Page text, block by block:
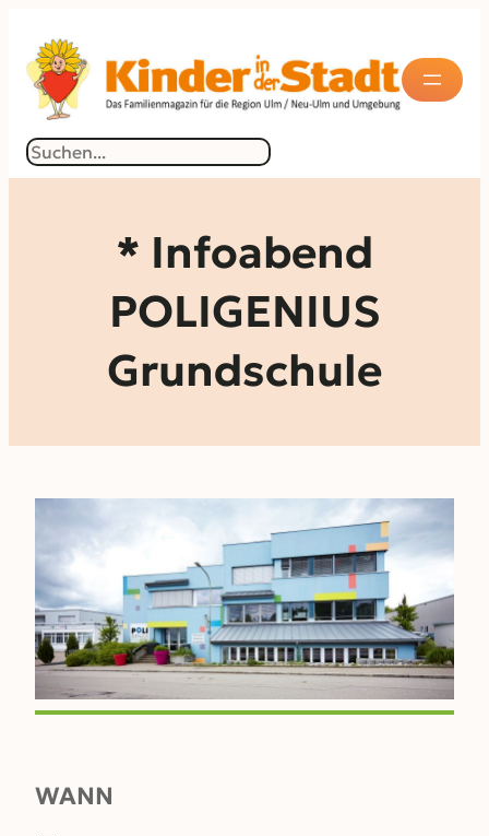
Inhalt
springen
Suchen
* Infoabend
POLIGENIUS
Grundschule
WANN